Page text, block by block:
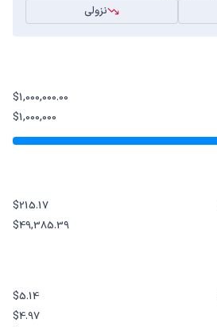
نزولی
$1,000,000.00
$1,000,000
$215.17
$49,385.39
$5.14
$4.97